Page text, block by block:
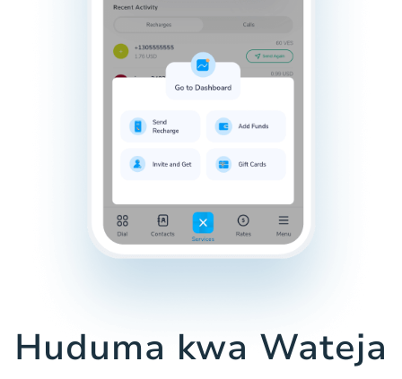
Huduma kwa Wateja